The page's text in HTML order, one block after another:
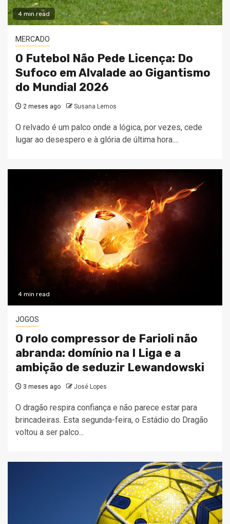
4 min read
MERCADO
O Futebol Não Pede Licença: Do
Sufoco em Alvalade ao Gigantismo
do Mundial 2026
2 meses ago Susana Lemos
O relvado é um palco onde a lógica, por vezes, cede
lugar ao desespero e à glória de última hora....
4 min read
JOGOS
O rolo compressor de Farioli não
abranda: domínio na I Liga e a
ambição de seduzir Lewandowski
3 meses ago José Lopes
O dragão respira confiança e não parece estar para
brincadeiras. Esta segunda-feira, o Estádio do Dragão
voltou a ser palco...